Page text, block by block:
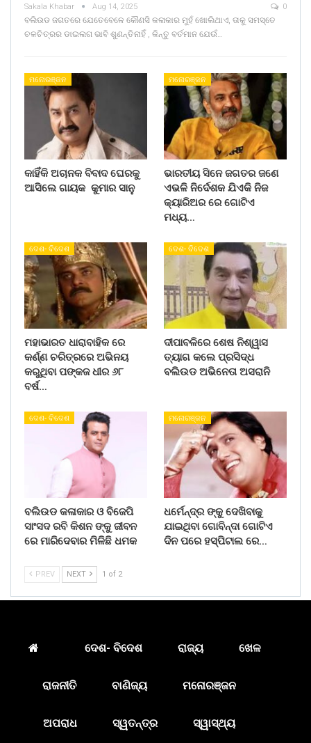
Sakala Khabar Aug 14, 2025 0
ବଲିଉଡ ଜଗତରେ ଯେତେବେଳେ କୌଣସି କଳାକାର ମୁହଁ ଖୋଲିଥାଏ, ତାକୁ ସମସ୍ତେ
ଚଳଚିତ୍ରର ଡାଇଲଗ ଭାବି ଶୁଣନ୍ତିନାହିଁ , କିନ୍ତୁ ବର୍ତମାନ ଯେଉଁ…
ମନୋରଞ୍ଜନ
କାହିଁକି ଅଚାନକ ବିବାଦ ଘେରକୁ
ଆସିଲେ ଗାୟକ କୁମାର ସାନୁ
ମନୋରଞ୍ଜନ
ଭାରତୀୟ ସିନେ ଜଗତର ଜଣେ
ଏଭଳି ନିର୍ଦେଶକ ଯିଏକି ନିଜ
କ୍ୟାରିଅର ରେ ଗୋଟିଏ
ମଧ୍ୟ…
ଦେଶ- ବିଦେଶ
ମହାଭାରତ ଧାରାବାହିକ ରେ
କର୍ଣ୍ଣ ଚରିତ୍ରରେ ଅଭିନୟ
କରୁଥିବା ପଙ୍କଜ ଧୀର ୬୮
ବର୍ଷ…
ଦେଶ- ବିଦେଶ
ଦୀପାବଳିରେ ଶେଷ ନିଶ୍ୱାସ
ତ୍ୟାଗ କଲେ ପ୍ରସିଦ୍ଧ
ବଲିଉଡ ଅଭିନେତା ଅସରାନି
ଦେଶ- ବିଦେଶ
ବଲିଉଡ କଳାକାର ଓ ବିଜେପି
ସାଂସଦ ରବି କିଶନ ଙ୍କୁ ଜୀବନ
ରେ ମାରିଦେବାର ମିଳିଛି ଧମକ
ମନୋରଞ୍ଜନ
ଧର୍ମେନ୍ଦ୍ର ଙ୍କୁ ଦେଖିବାକୁ
ଯାଇଥିବା ଗୋବିନ୍ଦା ଗୋଟିଏ
ଦିନ ପରେ ହସ୍ପିଟାଲ ରେ…
PREV NEXT 1 of 2
ଦେଶ- ବିଦେଶ ରାଜ୍ୟ ଖେଳ
ରାଜନୀତି ବାଣିଜ୍ୟ ମନୋରଞ୍ଜନ
ଅପରାଧ ସ୍ୱତନ୍ତ୍ର ସ୍ୱାସ୍ଥ୍ୟ